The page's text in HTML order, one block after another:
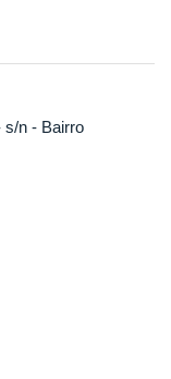
s/n - Bairro